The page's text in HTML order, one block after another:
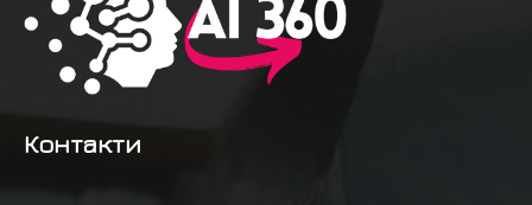
Контакти